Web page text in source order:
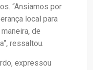
“Ansiamos por
local para
de
ressaltou.
expressou